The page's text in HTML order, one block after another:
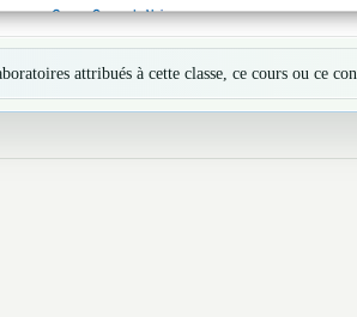
attribués à cette classe, ce cours ou ce